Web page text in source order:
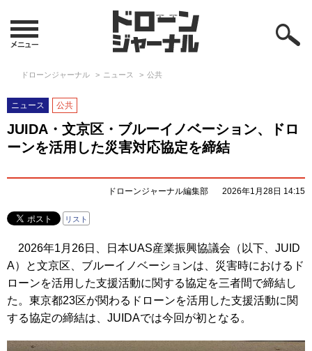
ドローンジャーナル ニュース 公共
ニュース 公共
JUIDA・文京区・ブルーイノベーション、ドロ
ーンを活用した災害対応協定を締結
ドローンジャーナル編集部 2026年1月28日 14:15
リスト
2026年1月26日、日本UAS産業振興協議会（以下、JUID
A）と文京区、ブルーイノベーションは、災害時におけるド
ローンを活用した支援活動に関する協定を三者間で締結し
た。東京都23区が関わるドローンを活用した支援活動に関
する協定の締結は、JUIDAでは今回が初となる。